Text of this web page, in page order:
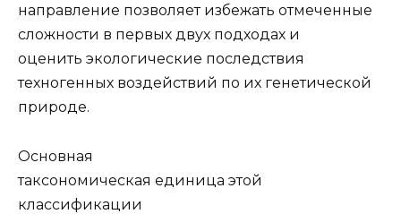
направление позволяет избежать отмеченные
сложности в первых двух подходах и
оценить экологические последствия
техногенных воздействий по их генетической
природе.
Основная
таксономическая единица этой
классификации